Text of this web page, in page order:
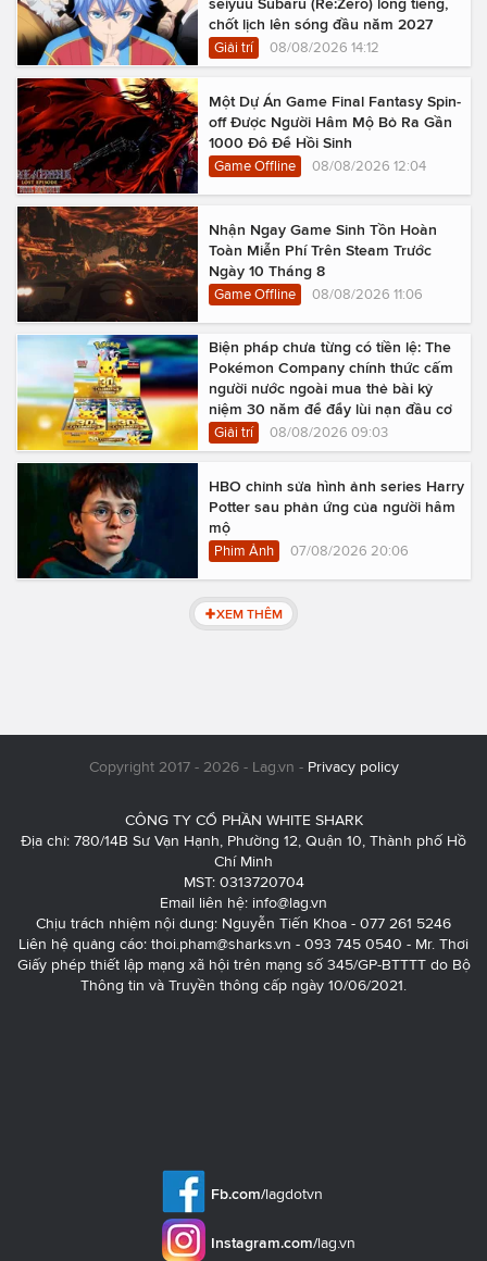
seiyuu Subaru (Re:Zero) lồng tiếng,
chốt lịch lên sóng đầu năm 2027
Giải trí 08/08/2026 14:12
Một Dự Án Game Final Fantasy Spin-
off Được Người Hâm Mộ Bỏ Ra Gần
1000 Đô Để Hồi Sinh
Game Offline 08/08/2026 12:04
Nhận Ngay Game Sinh Tồn Hoàn
Toàn Miễn Phí Trên Steam Trước
Ngày 10 Tháng 8
Game Offline 08/08/2026 11:06
Biện pháp chưa từng có tiền lệ: The
Pokémon Company chính thức cấm
người nước ngoài mua thẻ bài kỷ
niệm 30 năm để đẩy lùi nạn đầu cơ
Giải trí 08/08/2026 09:03
HBO chỉnh sửa hình ảnh series Harry
Potter sau phản ứng của người hâm
mộ
Phim Ảnh 07/08/2026 20:06
XEM THÊM
Copyright 2017 - 2026 - Lag.vn - Privacy policy
CÔNG TY CỔ PHẦN WHITE SHARK
Địa chỉ: 780/14B Sư Vạn Hạnh, Phường 12, Quận 10, Thành phố Hồ
Chí Minh
MST: 0313720704
Email liên hệ: info@lag.vn
Chịu trách nhiệm nội dung: Nguyễn Tiến Khoa - 077 261 5246
Liên hệ quảng cáo: thoi.pham@sharks.vn - 093 745 0540 - Mr. Thơi
Giấy phép thiết lập mạng xã hội trên mạng số 345/GP-BTTTT do Bộ
Thông tin và Truyền thông cấp ngày 10/06/2021.
Fb.com/lagdotvn
Instagram.com/lag.vn